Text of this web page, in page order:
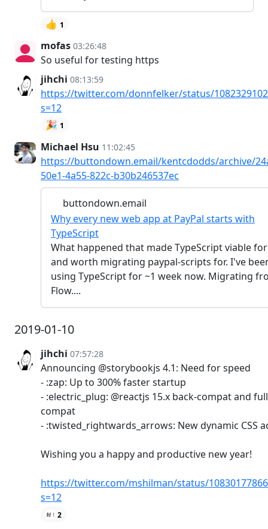
👍 1
mofas 03:26:48
So useful for testing https
jihchi 08:13:59
https://twitter.com/donnfelker/status/
s=12
🎉 1
Michael Hsu 11:02:45
https://buttondown.email/kentcdodds/archive/
50e1-4a55-822c-b30b246537ec
buttondown.email
Why every new web app at PayPal starts with
TypeScript
What happened that made TypeScript viable
and worth migrating paypal-scripts for. I've
using TypeScript for ~1 week now. Migrating
Flow....
2019-01-10
jihchi 07:57:28
Announcing @storybookjs 4.1: Need for speed
- :zap: Up to 300% faster startup
- :electric_plug: @reactjs 15.x back-compat and full
compat
- :twisted_rightwards_arrows: New dynamic CSS
Wishing you a happy and productive new year!
https://twitter.com/mshilman/status/
s=12
2